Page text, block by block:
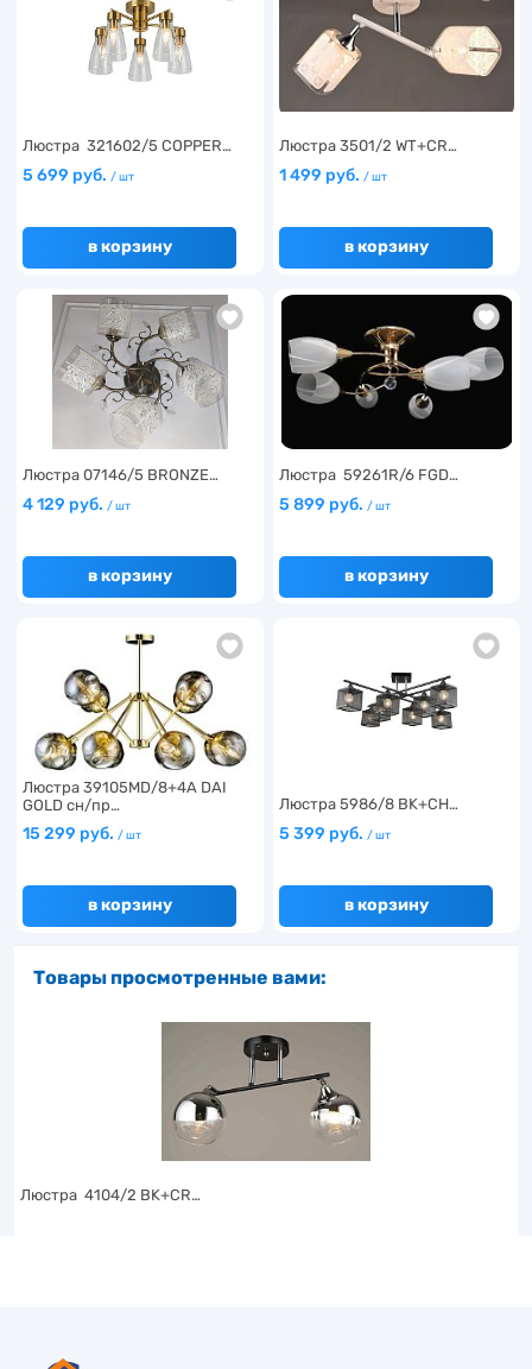
Люстра 321602/5 COPPER…
5 699 руб. / шт
в корзину
Люстра 3501/2 WT+CR…
1 499 руб. / шт
в корзину
Люстра 07146/5 BRONZE…
4 129 руб. / шт
в корзину
Люстра 59261R/6 FGD…
5 899 руб. / шт
в корзину
Люстра 39105MD/8+4A DAI
GOLD сн/пр…
15 299 руб. / шт
в корзину
Люстра 5986/8 BK+CH…
5 399 руб. / шт
в корзину
Товары просмотренные вами:
Люстра 4104/2 BK+CR…